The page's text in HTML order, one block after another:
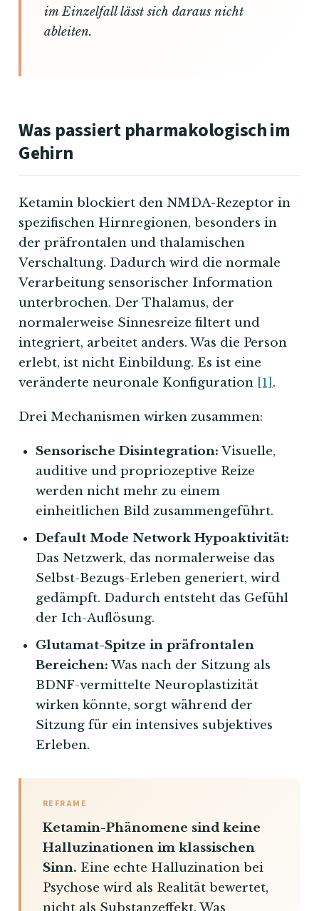
im Einzelfall lässt sich daraus nicht
ableiten.
Was passiert pharmakologisch im
Gehirn
Ketamin blockiert den NMDA-Rezeptor in
spezifischen Hirnregionen, besonders in
der präfrontalen und thalamischen
Verschaltung. Dadurch wird die normale
Verarbeitung sensorischer Information
unterbrochen. Der Thalamus, der
normalerweise Sinnesreize filtert und
integriert, arbeitet anders. Was die Person
erlebt, ist nicht Einbildung. Es ist eine
veränderte neuronale Konfiguration
[1] .
Drei Mechanismen wirken zusammen:
Sensorische Disintegration: Visuelle,
auditive und propriozeptive Reize
werden nicht mehr zu einem
einheitlichen Bild zusammengeführt.
Default Mode Network Hypoaktivität:
Das Netzwerk, das normalerweise das
Selbst-Bezugs-Erleben generiert, wird
gedämpft. Dadurch entsteht das Gefühl
der Ich-Auflösung.
Glutamat-Spitze in präfrontalen
Bereichen: Was nach der Sitzung als
BDNF-vermittelte Neuroplastizität
wirken könnte, sorgt während der
Sitzung für ein intensives subjektives
Erleben.
REFRAME
Ketamin-Phänomene sind keine
Halluzinationen im klassischen
Sinn. Eine echte Halluzination bei
Psychose wird als Realität bewertet,
nicht als Substanzeffekt. Was